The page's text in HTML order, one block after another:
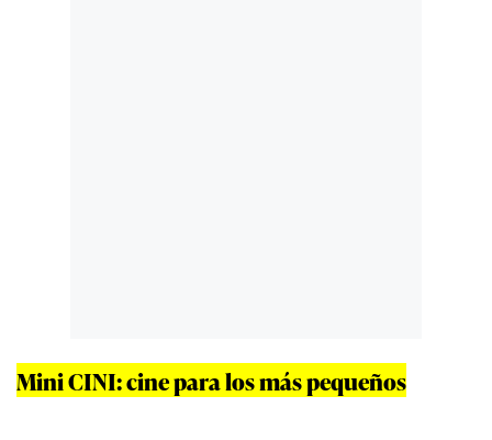
Mini CINI: cine para los más pequeños